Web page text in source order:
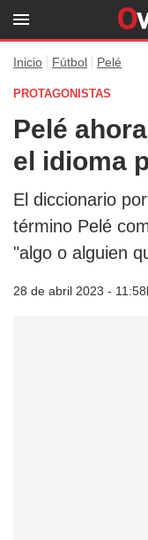
Inicio Fútbol Pelé
PROTAGONISTAS
Pelé
el idioma
El diccionario
término Pelé
"algo o alguien
28 de abril 2023 -